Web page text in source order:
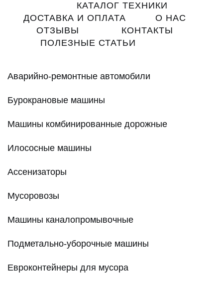
navigation
КАТАЛОГ ТЕХНИКИ
ДОСТАВКА И ОПЛАТА
О НАС
ОТЗЫВЫ
КОНТАКТЫ
ПОЛЕЗНЫЕ СТАТЬИ
Аварийно-ремонтные автомобили
Бурокрановые машины
Машины комбинированные дорожные
Илососные машины
Ассенизаторы
Мусоровозы
Машины каналопромывочные
Подметально-уборочные машины
Евроконтейнеры для мусора